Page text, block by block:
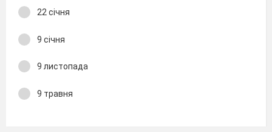
22 січня
9 січня
9 листопада
9 травня